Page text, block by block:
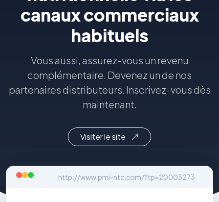
canaux commerciaux
habituels
Vous aussi, assurez-vous un revenu
complémentaire. Devenez un de nos
partenaires distributeurs. Inscrivez-vous dès
maintenant.
Visiter le site
http://www.pmi-ntc.com/?tp=20003273